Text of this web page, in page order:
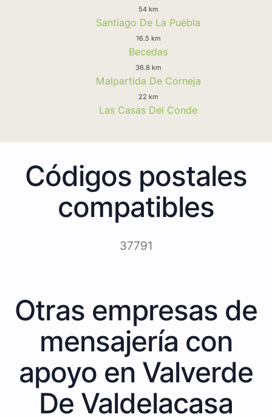
54 km
Santiago De La Puebla
16.5 km
Becedas
36.8 km
Malpartida De Corneja
22 km
Las Casas Del Conde
Códigos postales
compatibles
37791
Otras empresas de
mensajería con
apoyo en Valverde
De Valdelacasa